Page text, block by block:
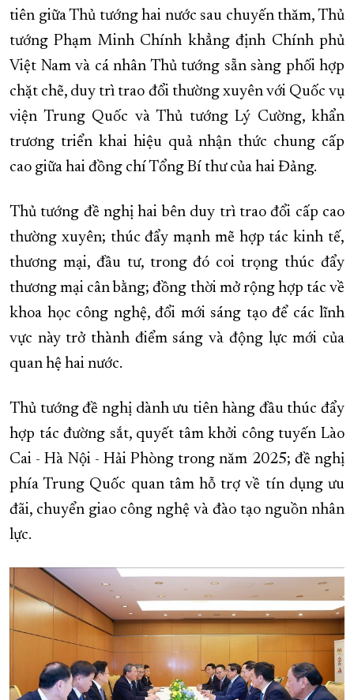
tiên giữa Thủ tướng hai nước sau chuyến thăm, Thủ
tướng Phạm Minh Chính khẳng định Chính phủ
Việt Nam và cá nhân Thủ tướng sẵn sàng phối hợp
chặt chẽ, duy trì trao đổi thường xuyên với Quốc vụ
viện Trung Quốc và Thủ tướng Lý Cường, khẩn
trương triển khai hiệu quả nhận thức chung cấp
cao giữa hai đồng chí Tổng Bí thư của hai Đảng.
Thủ tướng đề nghị hai bên duy trì trao đổi cấp cao
thường xuyên; thúc đẩy mạnh mẽ hợp tác kinh tế,
thương mại, đầu tư, trong đó coi trọng thúc đẩy
thương mại cân bằng; đồng thời mở rộng hợp tác về
khoa học công nghệ, đổi mới sáng tạo để các lĩnh
vực này trở thành điểm sáng và động lực mới của
quan hệ hai nước.
Thủ tướng đề nghị dành ưu tiên hàng đầu thúc đẩy
hợp tác đường sắt, quyết tâm khởi công tuyến Lào
Cai - Hà Nội - Hải Phòng trong năm 2025; đề nghị
phía Trung Quốc quan tâm hỗ trợ về tín dụng ưu
đãi, chuyển giao công nghệ và đào tạo nguồn nhân
lực.